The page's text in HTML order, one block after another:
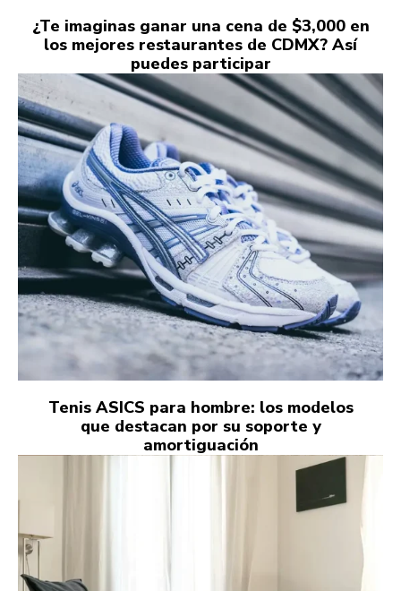
¿Te imaginas ganar una cena de $3,000 en
los mejores restaurantes de CDMX? Así
puedes participar
Tenis ASICS para hombre: los modelos
que destacan por su soporte y
amortiguación